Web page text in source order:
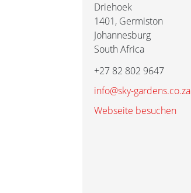
Driehoek
1401, Germiston
Johannesburg
South Africa
+27 82 802 9647
info@sky-gardens.co.za
Webseite besuchen